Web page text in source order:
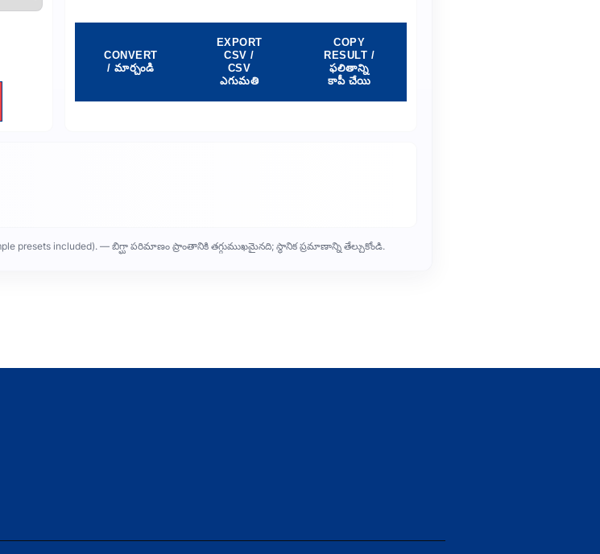
CONVERT
/ మార్చండి
EXPORT
CSV /
CSV
ఎగుమతి
COPY
RESULT /
ఫలితాన్ని
కాపీ చేయి
presets included). — బిగ్ఘా పరిమాణం ప్రాంతానికి తగ్గుముఖమైనది; స్థానిక ప్రమాణాన్ని తేల్చుకోండి.